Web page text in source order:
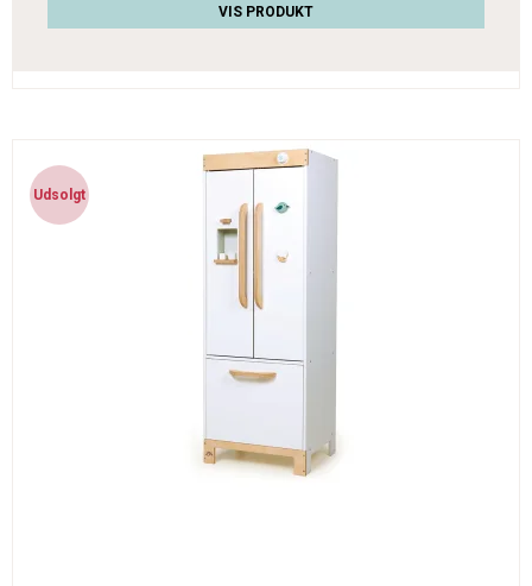
VIS PRODUKT
Udsolgt